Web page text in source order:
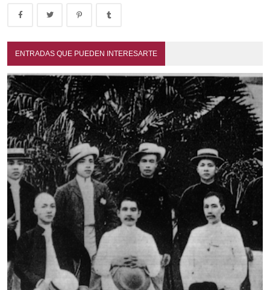
ENTRADAS QUE PUEDEN INTERESARTE